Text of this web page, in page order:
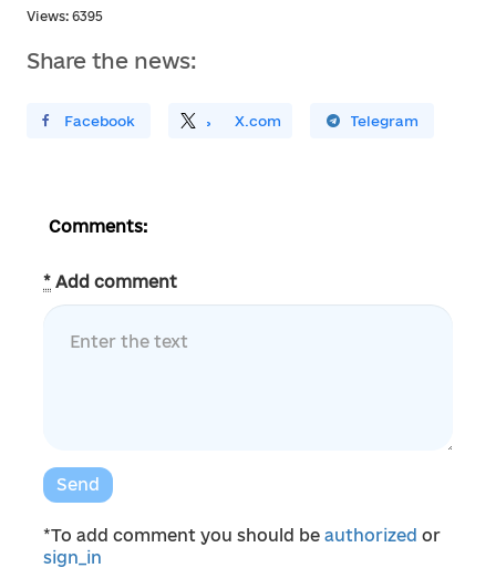
Views: 6395
Share the news:
У FacebookПоділитись X.com
Поширити У Telegram
Comments:
* Add comment
Send
*To add comment you should be authorized or
sign_in